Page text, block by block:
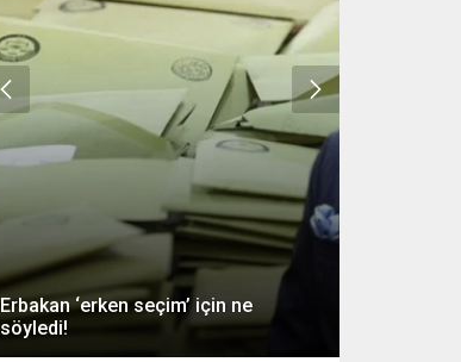
Erbakan ‘erken seçim’ için ne
söyledi!